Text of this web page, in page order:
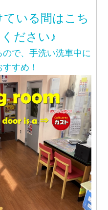
いる間はこち
ださい♪
で、手洗い洗車中に
すめ！